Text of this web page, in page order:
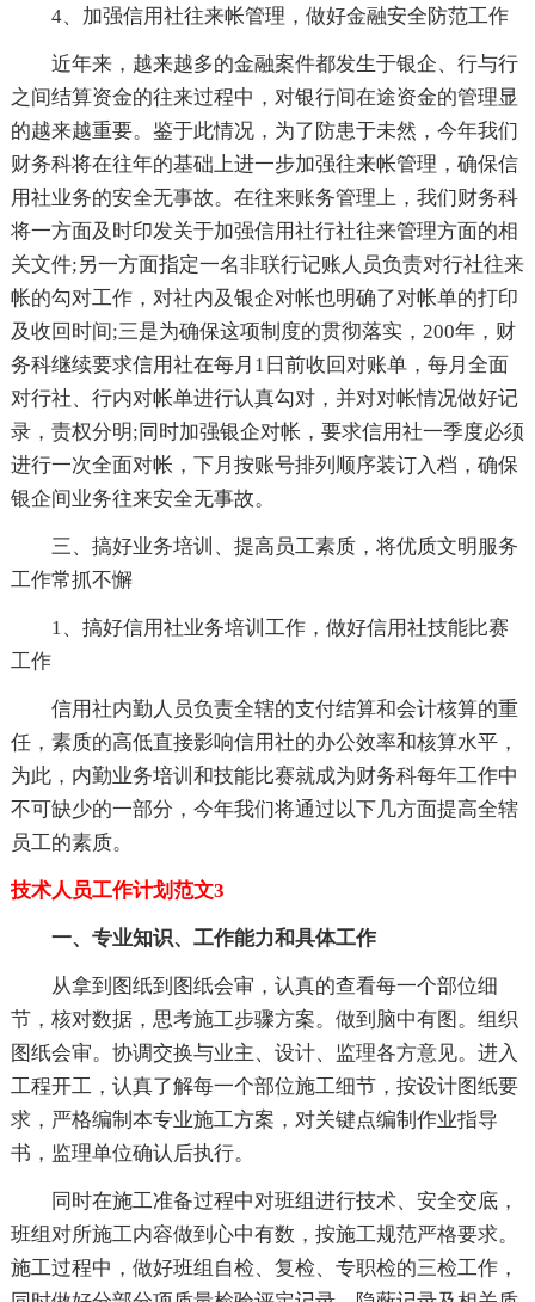
4、加强信用社往来帐管理，做好金融安全防范工作
近年来，越来越多的金融案件都发生于银企、行与行
之间结算资金的往来过程中，对银行间在途资金的管理显
的越来越重要。鉴于此情况，为了防患于未然，今年我们
财务科将在往年的基础上进一步加强往来帐管理，确保信
用社业务的安全无事故。在往来账务管理上，我们财务科
将一方面及时印发关于加强信用社行社往来管理方面的相
关文件;另一方面指定一名非联行记账人员负责对行社往来
帐的勾对工作，对社内及银企对帐也明确了对帐单的打印
及收回时间;三是为确保这项制度的贯彻落实，200年，财
务科继续要求信用社在每月1日前收回对账单，每月全面
对行社、行内对帐单进行认真勾对，并对对帐情况做好记
录，责权分明;同时加强银企对帐，要求信用社一季度必须
进行一次全面对帐，下月按账号排列顺序装订入档，确保
银企间业务往来安全无事故。
三、搞好业务培训、提高员工素质，将优质文明服务
工作常抓不懈
1、搞好信用社业务培训工作，做好信用社技能比赛
工作
信用社内勤人员负责全辖的支付结算和会计核算的重
任，素质的高低直接影响信用社的办公效率和核算水平，
为此，内勤业务培训和技能比赛就成为财务科每年工作中
不可缺少的一部分，今年我们将通过以下几方面提高全辖
员工的素质。
技术人员工作计划范文3
一、专业知识、工作能力和具体工作
从拿到图纸到图纸会审，认真的查看每一个部位细
节，核对数据，思考施工步骤方案。做到脑中有图。组织
图纸会审。协调交换与业主、设计、监理各方意见。进入
工程开工，认真了解每一个部位施工细节，按设计图纸要
求，严格编制本专业施工方案，对关键点编制作业指导
书，监理单位确认后执行。
同时在施工准备过程中对班组进行技术、安全交底，
班组对所施工内容做到心中有数，按施工规范严格要求。
施工过程中，做好班组自检、复检、专职检的三检工作，